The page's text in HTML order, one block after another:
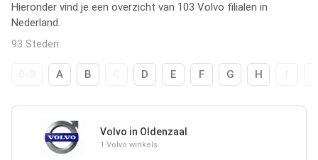
Hieronder vind je een overzicht van 103 Volvo filialen in
Nederland.
93 Steden
A B D E F G H
Volvo in Oldenzaal
1 Volvo winkels